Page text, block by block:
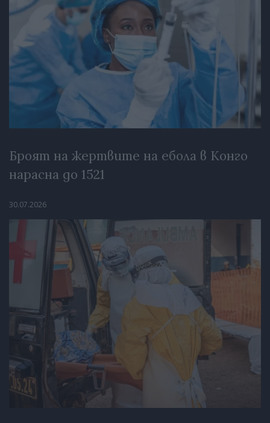
Броят на жертвите на ебола в Конго
нарасна до 1521
30.07.2026